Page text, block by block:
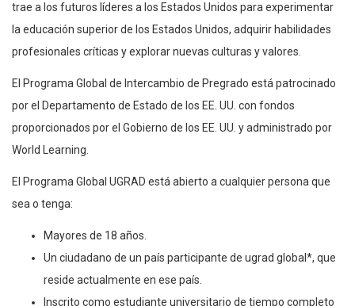
trae a los futuros líderes a los Estados Unidos para experimentar
la educación superior de los Estados Unidos, adquirir habilidades
profesionales críticas y explorar nuevas culturas y valores.
El Programa Global de Intercambio de Pregrado está patrocinado
por el Departamento de Estado de los EE. UU. con fondos
proporcionados por el Gobierno de los EE. UU. y administrado por
World Learning.
El Programa Global UGRAD está abierto a cualquier persona que
sea o tenga:
Mayores de 18 años.
Un ciudadano de un país participante de ugrad global*, que
reside actualmente en ese país.
Inscrito como estudiante universitario de tiempo completo